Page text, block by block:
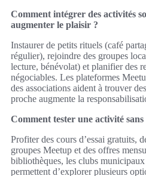
Comment intégrer des activités
augmenter le plaisir ?
Instaurer de petits rituels (café
régulier), rejoindre des groupes
lecture, bénévolat) et planifier des
négociables. Les plateformes
des associations aident à trouver
proche augmente la
Comment tester une activité
Profiter des cours d’essai gratuits,
groupes Meetup et des offres
bibliothèques, les clubs
permettent d’explorer plusieurs